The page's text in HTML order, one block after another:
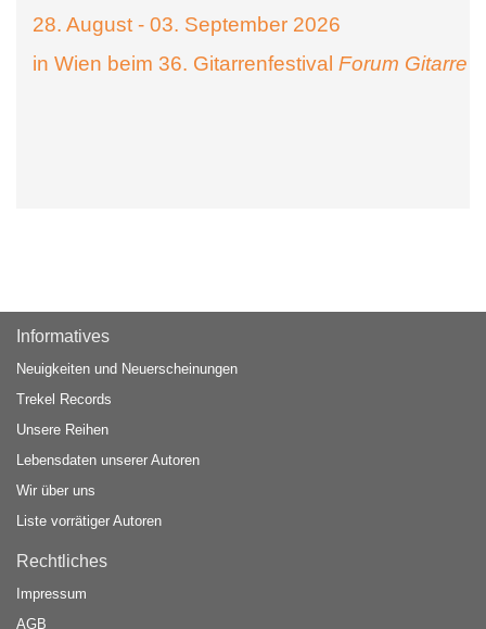
28. August - 03. September 2026
in Wien beim 36. Gitarrenfestival Forum Gitarre
Informatives
Neuigkeiten und Neuerscheinungen
Trekel Records
Unsere Reihen
Lebensdaten unserer Autoren
Wir über uns
Liste vorrätiger Autoren
Rechtliches
Impressum
AGB